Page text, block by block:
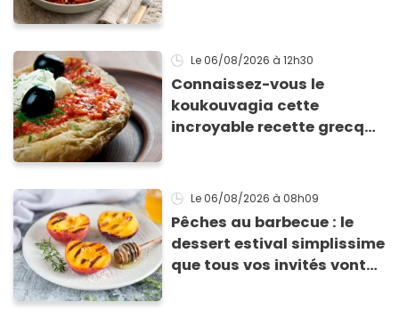
Le 06/08/2026 à 12h30
Connaissez-vous le
koukouvagia cette
incroyable recette grecque
Le 06/08/2026 à 08h09
Pêches au barbecue : le
dessert estival simplissime
que tous vos invités vont